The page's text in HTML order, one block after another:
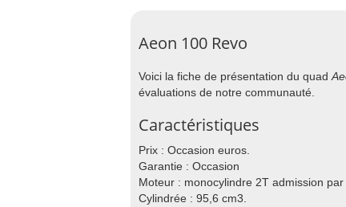
Aeon 100 Revo
Voici la fiche de présentation du quad
évaluations de notre communauté.
Caractéristiques
Prix : Occasion euros.
Garantie : Occasion
Moteur : monocylindre 2T admission
Cylindrée : 95,6 cm3.